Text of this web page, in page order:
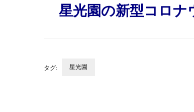
星光園の新型コロナ
タグ: 星光園